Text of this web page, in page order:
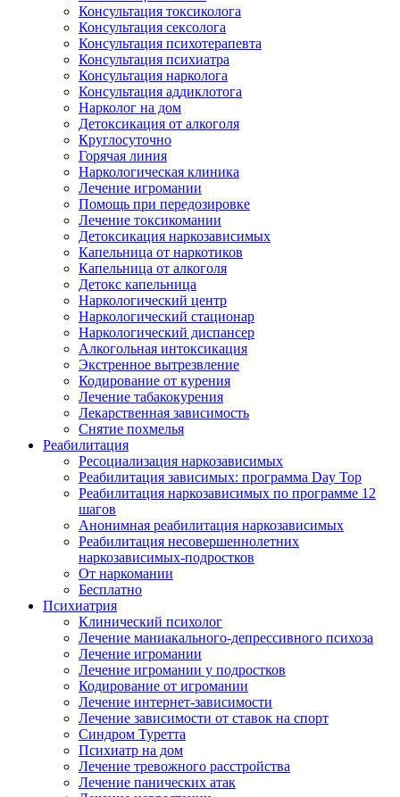
Консультация токсиколога
Консультация сексолога
Консультация психотерапевта
Консультация психиатра
Консультация нарколога
Консультация аддиклотога
Нарколог на дом
Детоксикация от алкоголя
Круглосуточно
Горячая линия
Наркологическая клиника
Лечение игромании
Помощь при передозировке
Лечение токсикомании
Детоксикация наркозависимых
Капельница от наркотиков
Капельница от алкоголя
Детокс капельница
Наркологический центр
Наркологический стационар
Наркологический диспансер
Алкогольная интоксикация
Экстренное вытрезвление
Кодирование от курения
Лечение табакокурения
Лекарственная зависимость
Снятие похмелья
Реабилитация
Ресоциализация наркозависимых
Реабилитация зависимых: программа Day Top
Реабилитация наркозависимых по программе 12
шагов
Анонимная реабилитация наркозависимых
Реабилитация несовершеннолетних
наркозависимых-подростков
От наркомании
Бесплатно
Психиатрия
Клинический психолог
Лечение маниакального-депрессивного психоза
Лечение игромании
Лечение игромании у подростков
Кодирование от игромании
Лечение интернет-зависимости
Лечение зависимости от ставок на спорт
Синдром Туретта
Психиатр на дом
Лечение тревожного расстройства
Лечение панических атак